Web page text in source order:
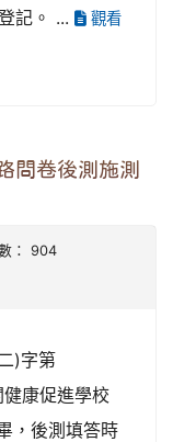
記。 ...
觀看
問卷後測施測
： 904
)字第
康促進學校
，後測填答時